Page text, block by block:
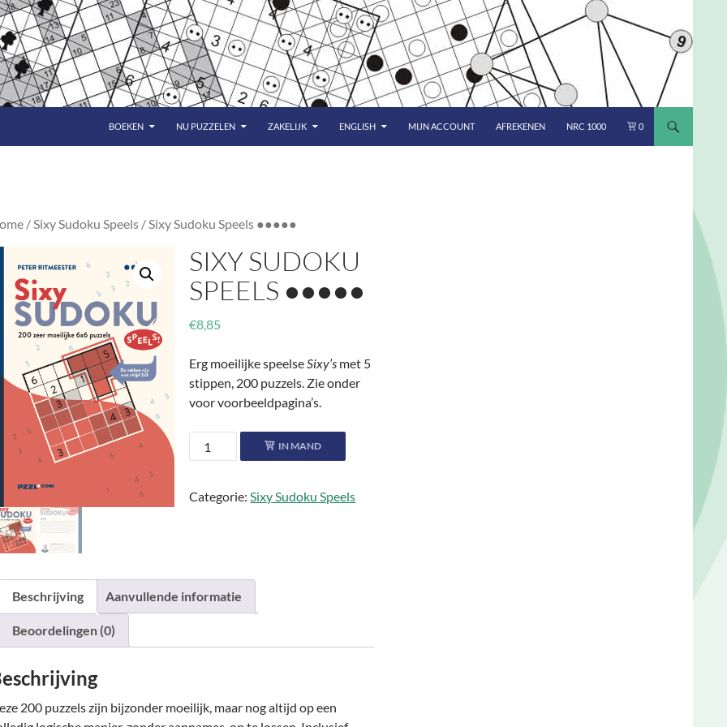
BOEKEN NU PUZZELEN ZAKELIJK ENGLISH MIJN ACCOUNT AFREKENEN NRC 1000 0
/Sixy Sudoku Speels / Sixy Sudoku Speels ●●●●●
SIXY SUDOKU
SPEELS ●●●●●
€8,85
Erg moeilijke speelseSixy’s met 5
stippen, 200 puzzels. Zie onder
voor voorbeeldpagina’s.
Sixy
Sudoku
●●●●●
IN MAND
Categorie:Sixy Sudoku Speels
Beschrijving Aanvullende informatie
Beoordelingen (0)
200 puzzels zijn bijzonder moeilijk, maar nog altijd op een